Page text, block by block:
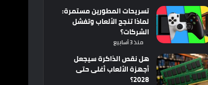
تسريحات المطورين مستمرة:
لماذا تنجح الألعاب وتفشل
الشركات؟
منذ 3 أسابيع
هل نقص الذاكرة سيجعل
أجهزة الألعاب أغلى حتى
2028؟